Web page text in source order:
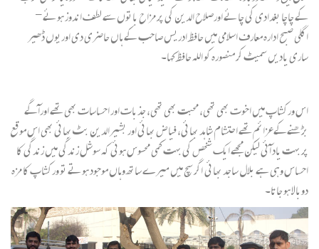
کے چاچا بغدادی کی چائے اورصلاح الدین کی پر مزاح باتوں سے لطف اندوز ہوئے-
اگلی صبح ادارہ معارف اسلامی میں حافظ ادریس صاحب کے ہاں حاضری دی اوریوں ڈھیر
ساری یادیں سمیٹ کر منصورہ کو اللہ حافظ کہا۔
اس ورکشاپ میں اخوت بھی تھی، محبت بھی تھی، جذبات اور احساسات بھی تھے اورآگے
بڑھنےکےعزائم تھے احتشام شاہد بھائی، فیاض بھائی اور بشیرالدین بٹ بھائی بھی اس موقع
پر بہت یاد آئی لیکن مجھے ایک شخص کی بہت کمی محسوس ہوئی کہ سوشل زندگی میں زندگی کا
احساس وہی ہے بلال ساجد بھائی اگر سچ میں میرے ساتھ وہاں موجود ہوتے تو ورکشاپ کا مزہ
دوبالا ہو جاتا۔